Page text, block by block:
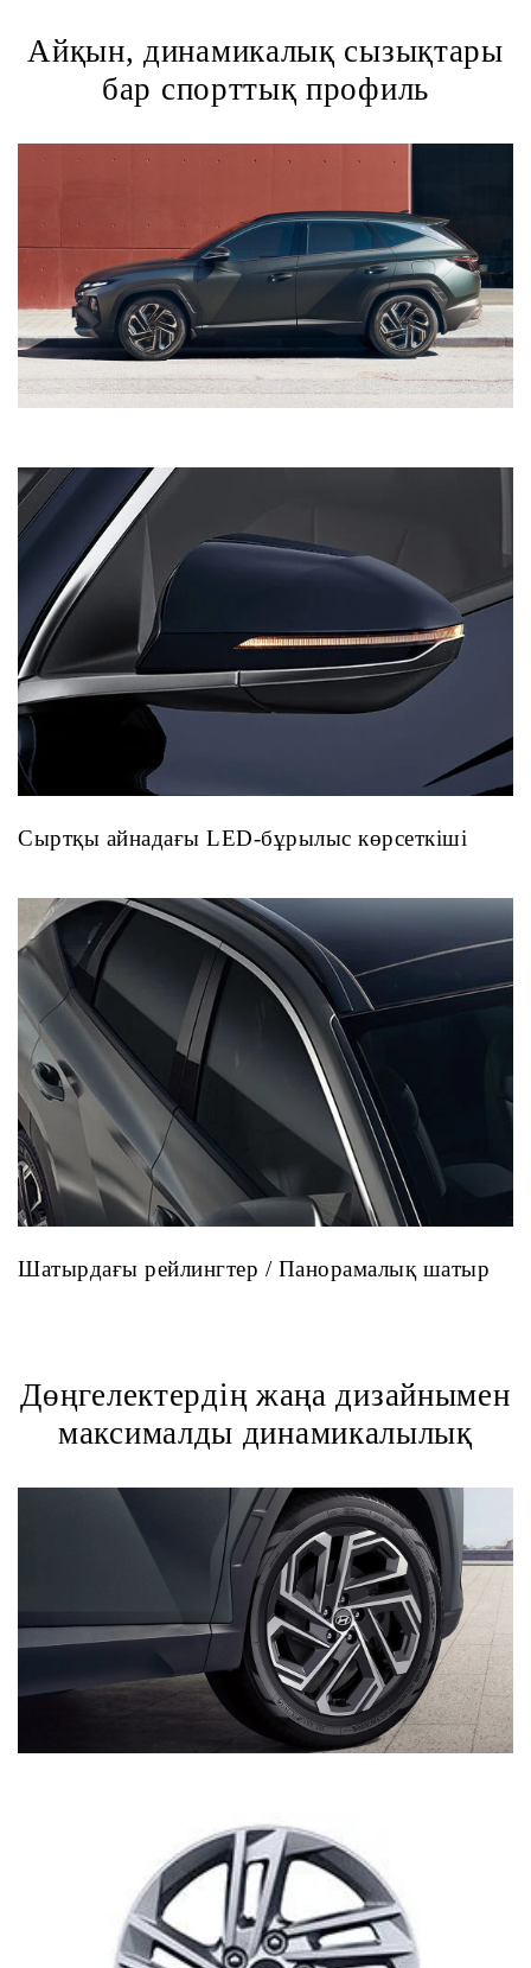
Айқын, динамикалық сызықтары
бар спорттық профиль
Сыртқы айнадағы LED-бұрылыс көрсеткіші
Шатырдағы рейлингтер / Панорамалық шатыр
Дөңгелектердің жаңа дизайнымен
максималды динамикалылық